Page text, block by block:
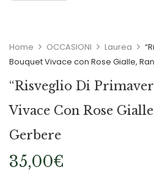
Home OCCASIONI Laurea
Bouquet Vivace con Rose Gialle,
“Risveglio Di
Vivace Con Rose
Gerbere
35,00€